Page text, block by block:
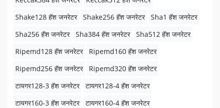
Shake128 हॅश जनरेटर
Shake256 हॅश जनरेटर
Sha1 हॅश जनरेटर
Sha256 हॅश जनरेटर
Sha384 हॅश जनरेटर
Sha512 हॅश जनरेटर
Ripemd128 हॅश जनरेटर
Ripemd160 हॅश जनरेटर
Ripemd256 हॅश जनरेटर
Ripemd320 हॅश जनरेटर
टायगर128-3 हॅश जनरेटर
टायगर128-4 हॅश जनरेटर
टायगर160-3 हॅश जनरेटर
टायगर160-4 हॅश जनरेटर